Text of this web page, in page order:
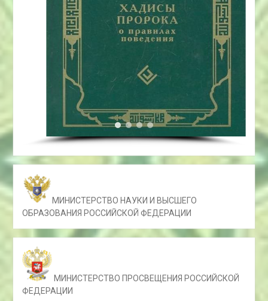
МИНИСТЕРСТВО НАУКИ И ВЫСШЕГО
ОБРАЗОВАНИЯ РОССИЙСКОЙ ФЕДЕРАЦИИ
МИНИСТЕРСТВО ПРОСВЕЩЕНИЯ РОССИЙСКОЙ
ФЕДЕРАЦИИ